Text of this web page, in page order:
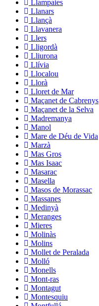
Llampaies
Llanars
Llançà
Llavanera
Llers
Lligordà
Lliurona
Llívia
Llocalou
Llorà
Lloret de Mar
Maçanet de Cabrenys
Maçanet de la Selva
Madremanya
Manol
Mare de Déu de Vida
Marzà
Mas Gros
Mas Isaac
Masarac
Masella
Masos de Morassac
Massanes
Medinyà
Meranges
Mieres
Molinàs
Molins
Mollet de Peralada
Molló
Monells
Mont-ras
Montagut
Montesquiu